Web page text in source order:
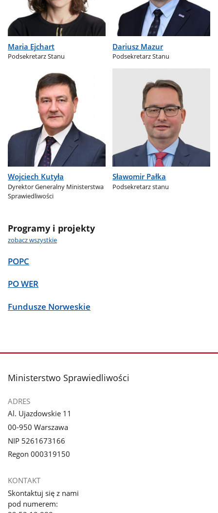
Maria Ejchart
Podsekretarz Stanu
Dariusz Mazur
Podsekretarz Stanu
Wojciech Kutyła
Dyrektor Generalny Ministerstwa
Sprawiedliwości
Sławomir Pałka
Podsekretarz stanu
Programy i projekty
zobacz wszystkie
POPC
PO WER
Fundusze Norweskie
stopka
Ministerstwo Sprawiedliwości
ADRES
Al. Ujazdowskie 11
00-950 Warszawa
NIP 5261673166
Regon 000319150
KONTAKT
Skontaktuj się z nami
pod numerem: